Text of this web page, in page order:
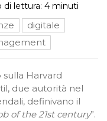
di lettura: 4 minuti
digitale
Harvard
due autorità nel
definivano il
of the 21st century”.